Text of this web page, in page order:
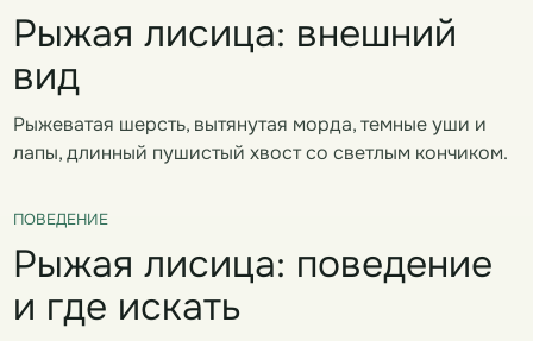
Рыжая лисица: внешний
вид
Рыжеватая шерсть, вытянутая морда, темные уши и
лапы, длинный пушистый хвост со светлым кончиком.
ПОВЕДЕНИЕ
Рыжая лисица: поведение
и где искать